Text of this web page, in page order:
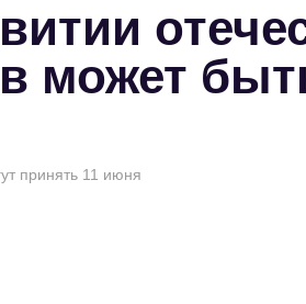
может
принять 11 июня